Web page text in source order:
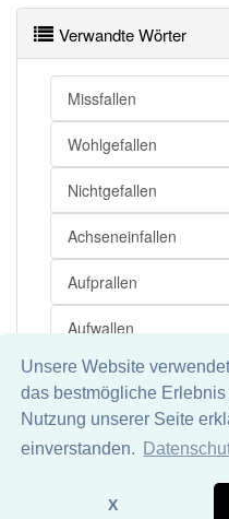
Unsere Website
das bestmögliche
Nutzung unserer Seite
einverstanden.
X
Verlagshaus
Test
Verwandte Wörter
Missfallen
Wohlgefallen
Nichtgefallen
Achseneinfallen
Aufprallen
Aufwallen
Durchfallen
Einfallen
Niederfallen
Wir übernehmen keine